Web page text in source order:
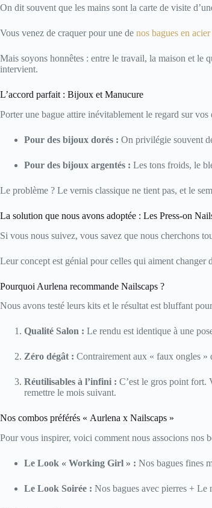
On dit souvent que les mains sont la carte de visite
Vous venez de craquer pour une de nos bagues en
Mais soyons honnêtes : entre le travail, la maison et le
intervient.
L’accord parfait : Bijoux et Manucure
Porter une bague attire inévitablement le regard sur
Pour des bijoux dorés : On privilégie souvent
Pour des bijoux argentés : Les tons froids, le
Le problème ? Le vernis classique ne tient pas, et le
La solution que nous avons adoptée : Les Press-on
Si vous nous suivez, vous savez que nous cherchons
Leur concept est génial pour celles qui aiment changer
Pourquoi Aurlena recommande Nailscaps ?
Nous avons testé leurs kits et le résultat est bluffant
Qualité Salon : Le rendu est identique à une
Zéro dégât : Contrairement aux « faux ongles »
Réutilisables à l’infini : C’est le gros point fort.
remettre le mois suivant.
Nos combos préférés « Aurlena x Nailscaps »
Pour vous inspirer, voici comment nous associons nos
Le Look « Working Girl » : Nos bagues fines
Le Look Soirée : Nos bagues avec pierres + Le